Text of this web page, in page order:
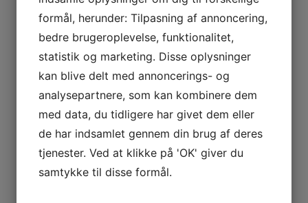
Vikima USA
formål, herunder: Tilpasning af annoncering,
bedre brugeroplevelse, funktionalitet,
statistik og marketing. Disse oplysninger
kan blive delt med annoncerings- og
analysepartnere, som kan kombinere dem
med data, du tidligere har givet dem eller
de har indsamlet gennem din brug af deres
tjenester. Ved at klikke på 'OK' giver du
samtykke til disse formål.